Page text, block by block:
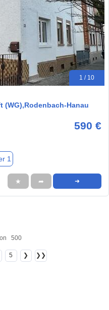
1 / 10
(WG),Rodenbach-Hanau
590 €
1
★ ➦ ➜
500
5 ❯ ❯❯